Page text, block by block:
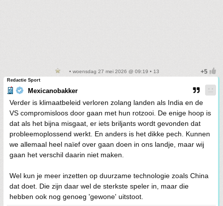
• woensdag 27 mei 2026 @ 09:19 • 13
Redactie Sport
Mexicanobakker
Verder is klimaatbeleid verloren zolang landen als India en de
VS compromisloos door gaan met hun rotzooi. De enige hoop is
dat als het bijna misgaat, er iets briljants wordt gevonden dat
probleemoplossend werkt. En anders is het dikke pech. Kunnen
we allemaal heel naïef over gaan doen in ons landje, maar wij
gaan het verschil daarin niet maken.
Wel kun je meer inzetten op duurzame technologie zoals China
dat doet. Die zijn daar wel de sterkste speler in, maar die
hebben ook nog genoeg 'gewone' uitstoot.